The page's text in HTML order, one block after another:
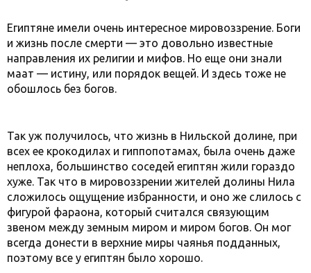
Египтяне имели очень интересное мировоззрение. Боги
и жизнь после смерти — это довольно известные
направления их религии и мифов. Но еще они знали
маат — истину, или порядок вещей. И здесь тоже не
обошлось без богов.
Так уж получилось, что жизнь в Нильской долине, при
всех ее крокодилах и гиппопотамах, была очень даже
неплоха, большинство соседей египтян жили гораздо
хуже. Так что в мировоззрении жителей долины Нила
сложилось ощущение избранности, и оно же слилось с
фигурой фараона, который считался связующим
звеном между земным миром и миром богов. Он мог
всегда донести в верхние миры чаянья подданных,
поэтому все у египтян было хорошо.